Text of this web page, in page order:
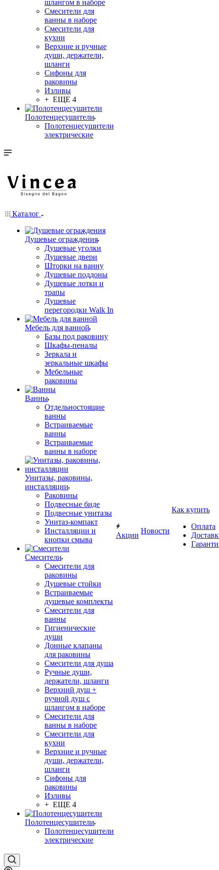
шлангом в наборе
Смесители для
ванны в наборе
Смесители для
кухни
Верхние и ручные
души, держатели,
шланги
Сифоны для
раковины
Изливы
+ ЕЩЕ 4
Полотенцесушители
Полотенцесушители
электрические
Каталог
Душевые ограждения
Душевые уголки
Душевые двери
Шторки на ванну
Душевые поддоны
Душевые лотки и
трапы
Душевые
перегородки Walk In
Мебель для ванной
Базы под раковину
Шкафы-пеналы
Зеркала и
зеркальные шкафы
Мебельные
раковины
Ванны
Отдельностоящие
ванны
Встраиваемые
ванны
Встраиваемые
ванны в наборе
Унитазы, раковины,
инсталляции
Раковины
Подвесные биде
Подвесные унитазы
Унитаз-компакт
Инсталляции и
кнопки смыва
Смесители
Смесители для
раковины
Душевые стойки
Встраиваемые
душевые комплекты
Смесители для
ванны
Гигиенические
души
Донные клапаны
для раковины
Смесители для душа
Ручные души,
держатели, шланги
Верхний душ +
ручной душ с
шлангом в наборе
Смесители для
ванны в наборе
Смесители для
кухни
Верхние и ручные
души, держатели,
шланги
Сифоны для
раковины
Изливы
+ ЕЩЕ 4
Полотенцесушители
Полотенцесушители
электрические
Акции
Новости
Как купить
Оплата